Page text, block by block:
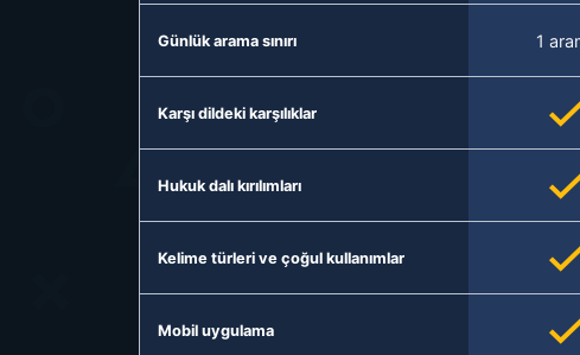
Günlük arama sınırı 1
Karşı dildeki karşılıklar
Hukuk dalı kırılımları
Kelime türleri ve çoğul kullanımlar
Mobil uygulama